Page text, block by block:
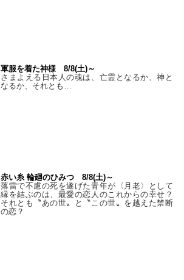
軍服を着た神様 8/8(土)～
さまよえる日本人の魂は、亡霊となるか、神と
なるか、それとも…
赤い糸 輪廻のひみつ 8/8(土)～
落雷で不慮の死を遂げた青年が〈月老〉として
縁を結ぶのは、最愛の恋人のこれからの幸せ？
それとも〝あの世〟と〝この世〟を越えた禁断
の恋？